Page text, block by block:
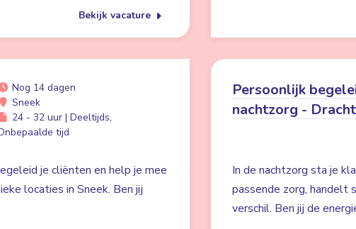
Bekijk vacature
Nog 14 dagen
Sneek
24 - 32 uur | Deeltijds,
tijd
je cliënten en help je mee
locaties in Sneek. Ben jij
Persoonlijk
nachtzorg -
In de nachtzorg sta je
passende zorg, handelt
verschil. Ben jij de